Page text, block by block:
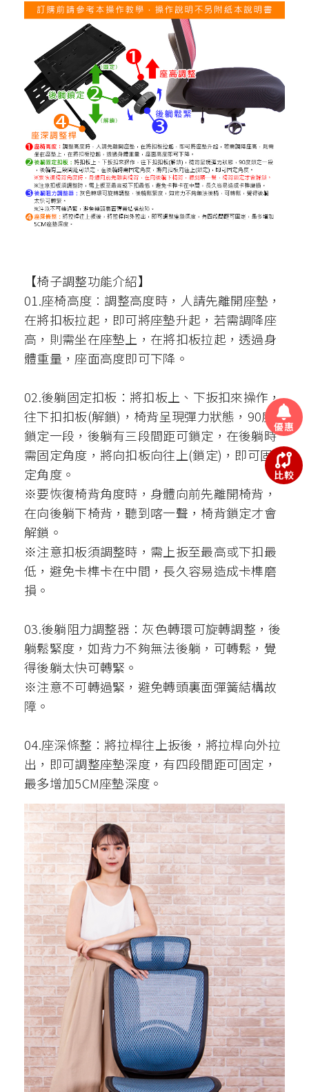
【椅子調整功能介紹】
01.座椅高度︰調整高度時，人請先離開座墊，
在將扣板拉起，即可將座墊升起，若需調降座
高，則需坐在座墊上，在將扣板拉起，透過身
體重量，座面高度即可下降。
02.後躺固定扣板：將扣板上、下扳扣來操作，
往下扣扣板(解鎖)，椅背呈現彈力狀態，90度
鎖定一段，後躺有三段間距可鎖定，在後躺時
需固定角度，將向扣板向往上(鎖定)，即可固
定角度。
※要恢復椅背角度時，身體向前先離開椅背，
在向後躺下椅背，聽到喀一聲，椅背鎖定才會
解鎖。
※注意扣板須調整時，需上扳至最高或下扣最
低，避免卡榫卡在中間，長久容易造成卡榫磨
損。
03.後躺阻力調整器：灰色轉環可旋轉調整，後
躺鬆緊度，如背力不夠無法後躺，可轉鬆，覺
得後躺太快可轉緊。
※注意不可轉過緊，避免轉頭裏面彈簧結構故
障。
04.座深條整：將拉桿往上扳後，將拉桿向外拉
出，即可調整座墊深度，有四段間距可固定，
最多增加5CM座墊深度。
優惠
比較